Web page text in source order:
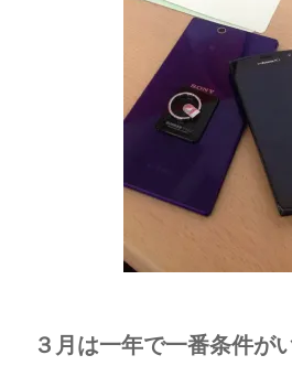
３月は一年で一番条件が